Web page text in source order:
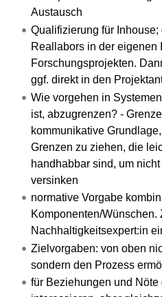
Austausch
Qualifizierung für
Reallabors in der eigenen
Forschungsprojekten.
ggf. direkt in den
Wie vorgehen in
ist, abzugrenzen? -
kommunikative
Grenzen zu ziehen, die
handhabbar sind, um
versinken
normative Vorgabe
Komponenten/Wünschen.
Nachhaltigkeitsexpert:in
Zielvorgaben: von oben
sondern den Prozess
für Beziehungen und Nöte